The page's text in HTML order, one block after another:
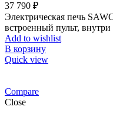
37 790 ₽
Электрическая печь
встроенный пульт,
Add to wishlist
В корзину
Quick view
Compare
Close